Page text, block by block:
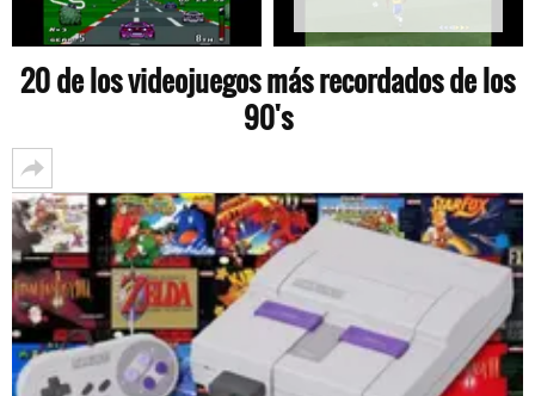
20 de los videojuegos más recordados de los
90's